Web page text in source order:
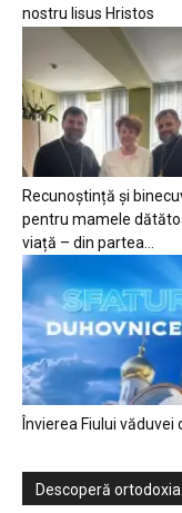
nostru Iisus Hristos
Recunoștință și
pentru mamele
viață – din partea...
Învierea Fiului văduvei
Descoperă ortodoxia